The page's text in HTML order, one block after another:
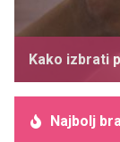
Kako izbrati
Najbolj